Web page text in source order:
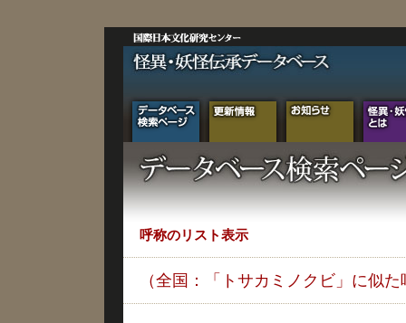
呼称のリスト表示
（全国：「トサカミノクビ」に似た